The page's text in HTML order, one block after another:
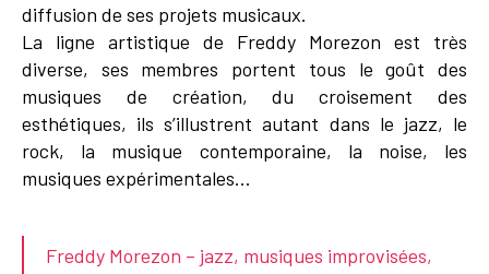
diffusion de ses projets musicaux.
La ligne artistique de Freddy Morezon est très
diverse, ses membres portent tous le goût des
musiques de création, du croisement des
esthétiques, ils s’illustrent autant dans le jazz, le
rock, la musique contemporaine, la noise, les
musiques expérimentales...
Freddy Morezon – jazz, musiques improvisées,